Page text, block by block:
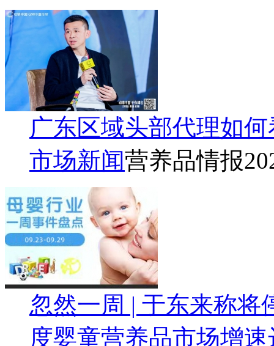
广东区域头部代理如
市场新闻营养品情报
忽然一周 | 于东来称将
度婴童营养品市场增速